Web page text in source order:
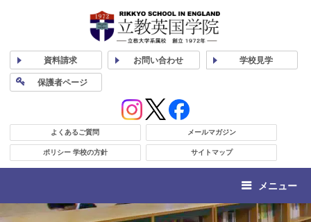
資料請求 お問い合わせ 学校見学
保護者ページ
よくあるご質問 メールマガジン
ポリシー 学校の方針 サイトマップ
メニュー